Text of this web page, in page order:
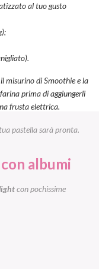
al tuo gusto
;
misurino di Smoothie e la
prima di aggiungerli
frusta elettrica.
pastella sarà pronta.
albumi
con pochissime